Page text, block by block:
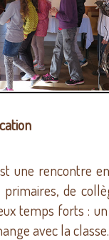
une rencontre
primaires, de
temps forts :
avec la classe.